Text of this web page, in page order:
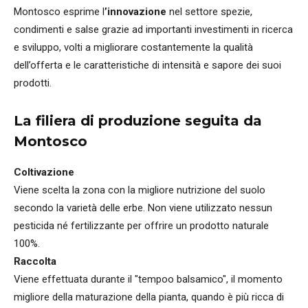
Montosco esprime l’innovazione nel settore spezie,
condimenti e salse grazie ad importanti investimenti in ricerca
e sviluppo, volti a migliorare costantemente la qualità
dell’offerta e le caratteristiche di intensità e sapore dei suoi
prodotti.
La filiera di produzione seguita da
Montosco
Coltivazione
Viene scelta la zona con la migliore nutrizione del suolo
secondo la varietà delle erbe. Non viene utilizzato nessun
pesticida né fertilizzante per offrire un prodotto naturale
100%.
Raccolta
Viene effettuata durante il "tempoo balsamico", il momento
migliore della maturazione della pianta, quando è più ricca di